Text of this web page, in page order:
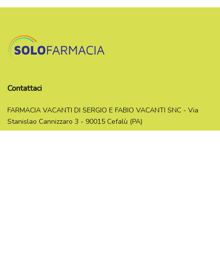
Contattaci
FARMACIA VACANTI DI SERGIO E FABIO VACANTI SNC - Via
Stanislao Cannizzaro 3 - 90015 Cefalù (PA)